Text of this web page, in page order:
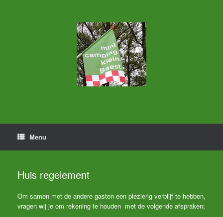
Menu
Huis regelement
Om samen met de andere gasten een plezierig verblijf te hebben,
vragen wij je om rekening te houden met de volgende afspraken;